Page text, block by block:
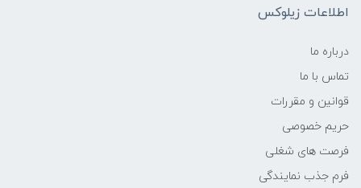
اطلاعات زیلوکس
درباره ما
تماس با ما
قوانین و مقررات
حریم خصوصی
فرصت های شغلی
فرم جذب نمایندگی